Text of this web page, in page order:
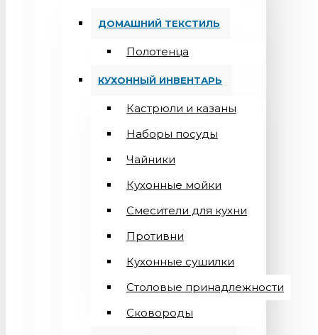
ДОМАШНИЙ ТЕКСТИЛЬ
Полотенца
КУХОННЫЙ ИНВЕНТАРЬ
Кастрюли и казаны
Наборы посуды
Чайники
Кухонные мойки
Смесители для кухни
Противни
Кухонные сушилки
Столовые принадлежности
Сковороды